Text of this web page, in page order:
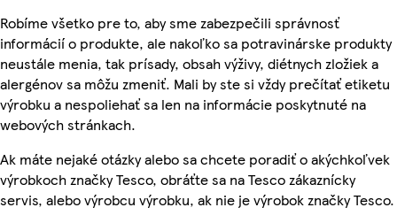
Robíme všetko pre to, aby sme zabezpečili správnosť
informácií o produkte, ale nakoľko sa potravinárske produkty
neustále menia, tak prísady, obsah výživy, diétnych zložiek a
alergénov sa môžu zmeniť. Mali by ste si vždy prečítať etiketu
výrobku a nespoliehať sa len na informácie poskytnuté na
webových stránkach.
Ak máte nejaké otázky alebo sa chcete poradiť o akýchkoľvek
výrobkoch značky Tesco, obráťte sa na Tesco zákaznícky
servis, alebo výrobcu výrobku, ak nie je výrobok značky Tesco.